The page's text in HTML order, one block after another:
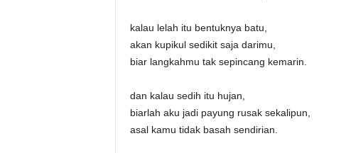
kalau lelah itu bentuknya batu,
akan kupikul sedikit saja darimu,
biar langkahmu tak sepincang kemarin.
dan kalau sedih itu hujan,
biarlah aku jadi payung rusak sekalipun,
asal kamu tidak basah sendirian.